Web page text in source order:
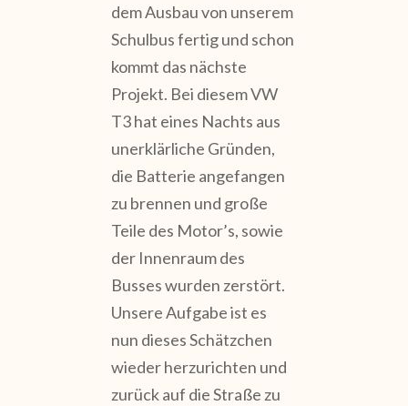
dem Ausbau von unserem
Schulbus fertig und schon
kommt das nächste
Projekt. Bei diesem VW
T3 hat eines Nachts aus
unerklärliche Gründen,
die Batterie angefangen
zu brennen und große
Teile des Motor’s, sowie
der Innenraum des
Busses wurden zerstört.
Unsere Aufgabe ist es
nun dieses Schätzchen
wieder herzurichten und
zurück auf die Straße zu